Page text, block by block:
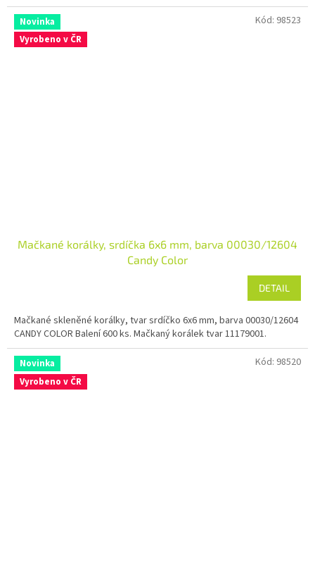
Novinka
Vyrobeno v ČR
Mačkané korálky, srdíčka 6x6 mm, barva 00030/12604
Candy Color
DETAIL
Mačkané skleněné korálky, tvar srdíčko 6x6 mm, barva 00030/12604
CANDY COLOR Balení 600 ks. Mačkaný korálek tvar 11179001.
Kód: 98523
Novinka
Vyrobeno v ČR
Kód: 98520